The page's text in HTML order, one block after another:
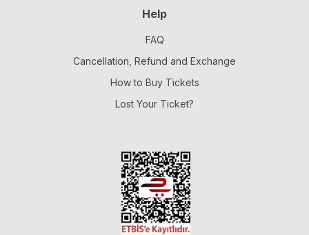
Help
FAQ
Cancellation, Refund and Exchange
How to Buy Tickets
Lost Your Ticket?